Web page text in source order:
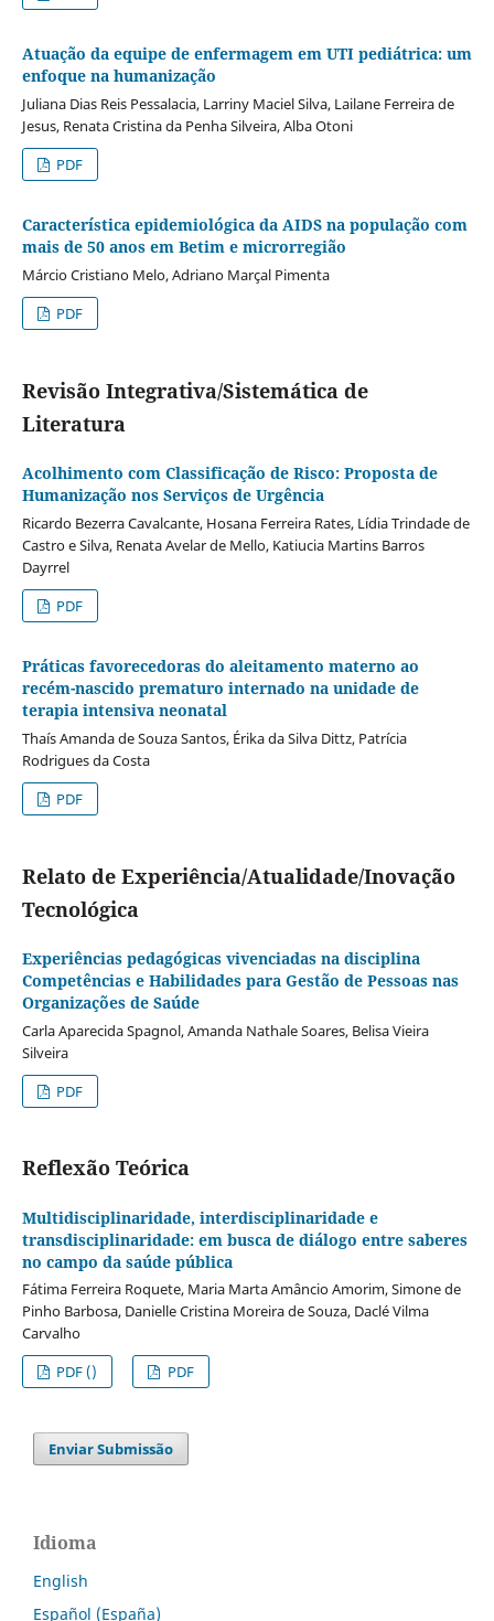
Atuação da equipe de enfermagem em UTI pediátrica: um
enfoque na humanização
Juliana Dias Reis Pessalacia, Larriny Maciel Silva, Lailane Ferreira de
Jesus, Renata Cristina da Penha Silveira, Alba Otoni
PDF
Característica epidemiológica da AIDS na população com
mais de 50 anos em Betim e microrregião
Márcio Cristiano Melo, Adriano Marçal Pimenta
PDF
Revisão Integrativa/Sistemática de
Literatura
Acolhimento com Classificação de Risco: Proposta de
Humanização nos Serviços de Urgência
Ricardo Bezerra Cavalcante, Hosana Ferreira Rates, Lídia Trindade de
Castro e Silva, Renata Avelar de Mello, Katiucia Martins Barros
Dayrrel
PDF
Práticas favorecedoras do aleitamento materno ao
recém-nascido prematuro internado na unidade de
terapia intensiva neonatal
Thaís Amanda de Souza Santos, Érika da Silva Dittz, Patrícia
Rodrigues da Costa
PDF
Relato de Experiência/Atualidade/Inovação
Tecnológica
Experiências pedagógicas vivenciadas na disciplina
Competências e Habilidades para Gestão de Pessoas nas
Organizações de Saúde
Carla Aparecida Spagnol, Amanda Nathale Soares, Belisa Vieira
Silveira
PDF
Reflexão Teórica
Multidisciplinaridade, interdisciplinaridade e
transdisciplinaridade: em busca de diálogo entre saberes
no campo da saúde pública
Fátima Ferreira Roquete, Maria Marta Amâncio Amorim, Simone de
Pinho Barbosa, Danielle Cristina Moreira de Souza, Daclé Vilma
Carvalho
PDF ()
PDF
Enviar Submissão
Idioma
English
Español (España)